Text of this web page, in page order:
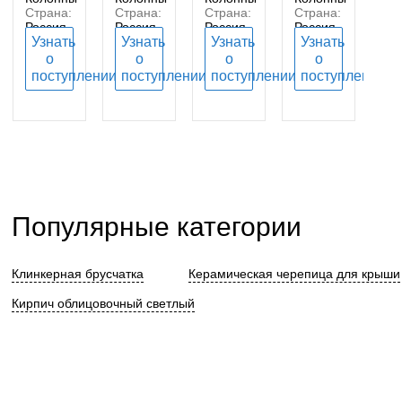
Страна:
Россия
Узнать
о
поступлении
Страна:
Россия
Узнать
о
поступлении
Страна:
Россия
Узнать
о
поступлении
Страна:
Россия
Узнать
о
поступлении
Популярные категории
Клинкерная брусчатка Керамическая черепица для крыши
Кирпич облицовочный светлый